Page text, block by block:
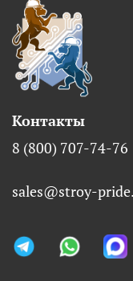
Контакты
8 (800) 707-74-76
sales@stroy-